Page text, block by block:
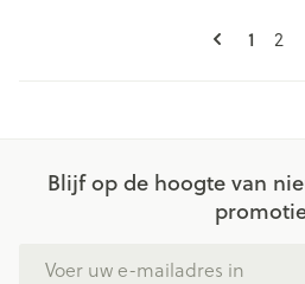
U
1 2
Blijf op de hoogte van